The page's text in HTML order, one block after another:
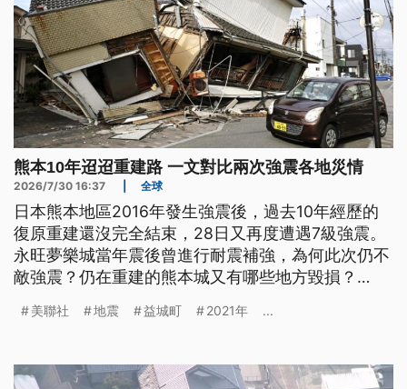
熊本10年迢迢重建路 一文對比兩次強震各地災情
2026/7/30 16:37 全球
日本熊本地區2016年發生強震後，過去10年經歷的
復原重建還沒完全結束，28日又再度遭遇7級強震。
永旺夢樂城當年震後曾進行耐震補強，為何此次仍不
敵強震？仍在重建的熊本城又有哪些地方毀損？
何？
美聯社 地震 益城町 2021年 ...